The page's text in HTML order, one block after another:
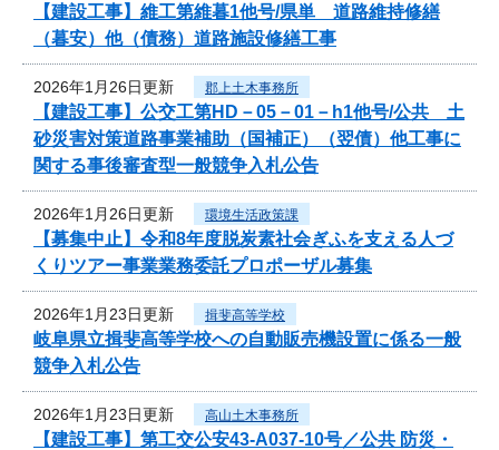
【建設工事】維工第維暮1他号/県単 道路維持修繕
（暮安）他（債務）道路施設修繕工事
2026年1月26日更新 郡上土木事務所
【建設工事】公交工第HD－05－01－h1他号/公共 土
砂災害対策道路事業補助（国補正）（翌債）他工事に
関する事後審査型一般競争入札公告
2026年1月26日更新 環境生活政策課
【募集中止】令和8年度脱炭素社会ぎふを支える人づ
くりツアー事業業務委託プロポーザル募集
2026年1月23日更新 揖斐高等学校
岐阜県立揖斐高等学校への自動販売機設置に係る一般
競争入札公告
2026年1月23日更新 高山土木事務所
【建設工事】第工交公安43-A037-10号／公共 防災・